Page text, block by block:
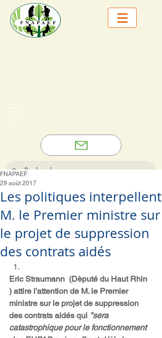
Les politiques interpellent
M. le Premier ministre sur
le projet de suppression
des contrats aidés
FNAPAEF
29 août 2017
Eric Straumann  (Dèputé du Haut Rhin
) attire l'attention de M. le Premier
ministre sur le projet de suppression
des contrats aidés qui "sera
catastrophique pour le fonctionnement